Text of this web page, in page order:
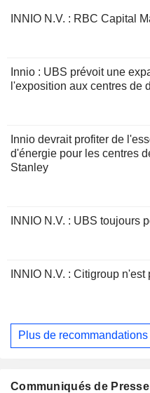
INNIO N.V. : RBC Capital
Innio : UBS prévoit une
l'exposition aux centres de
Innio devrait profiter de
d'énergie pour les centres
Stanley
INNIO N.V. : UBS toujours
INNIO N.V. : Citigroup
Plus de recommandations
Communiqués de